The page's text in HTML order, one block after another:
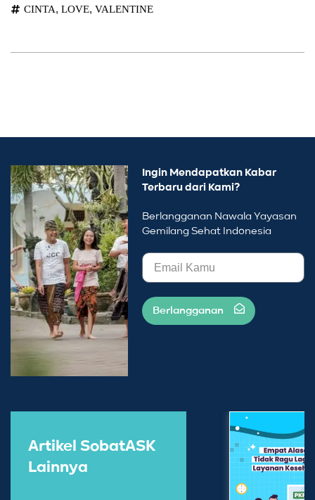
CINTA, LOVE, VALENTINE
Ingin Mendapatkan Kabar
Terbaru dari Kami?
Berlangganan Nawala Yayasan
Gemilang Sehat Indonesia
Berlangganan
Artikel SobatASK
Lainnya